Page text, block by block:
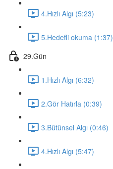
4.Hızlı Algı (5:23)
5.Hedefli okuma (1:37)
29.Gün
1.Hızlı Algı (6:32)
2.Gör Hatırla (0:39)
3.Bütünsel Algı (0:46)
4.Hızlı Algı (5:47)